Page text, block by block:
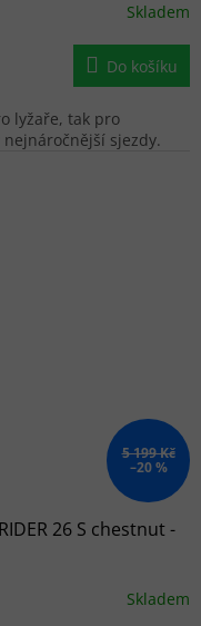
Skladem
Do košíku
lyžaře, tak pro
sjezdy.
5 199 Kč
–20 %
26 S chestnut -
Skladem